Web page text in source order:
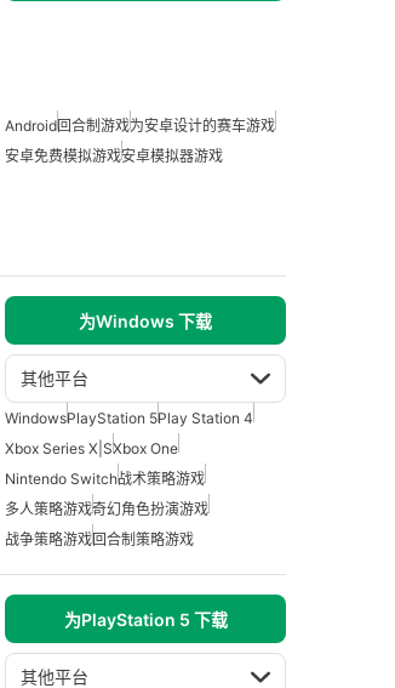
Android回合制游戏为安卓设计的赛车游戏
安卓免费模拟游戏安卓模拟器游戏
为Windows 下载
其他平台
WindowsPlayStation 5Play Station 4
Xbox Series X|SXbox One
Nintendo Switch战术策略游戏
多人策略游戏奇幻角色扮演游戏
战争策略游戏回合制策略游戏
为PlayStation 5 下载
其他平台